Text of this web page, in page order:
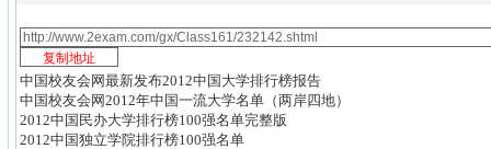
中国校友会网最新发布2012中国大学排行榜报告
中国校友会网2012年中国一流大学名单（两岸四地）
2012中国民办大学排行榜100强名单完整版
2012中国独立学院排行榜100强名单